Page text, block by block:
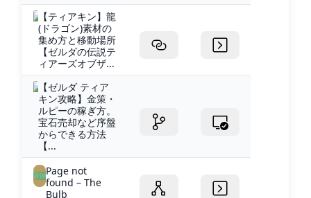
【ティアキン】龍
(ドラゴン)素材の
集め方と移動場所
【ゼルダの伝説テ
ィアーズオブザ...
【ゼルダ ティア
キン攻略】金策・
ルピーの稼ぎ方。
宝石売却など序盤
からできる方法
【...
Page not
found – The
Bulb